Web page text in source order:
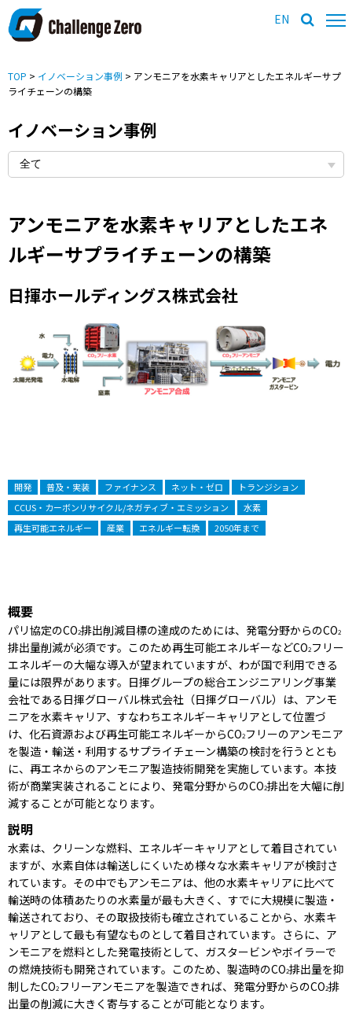
EN
TOP > イノベーション事例 > アンモニアを水素キャリアとしたエネルギーサプ
ライチェーンの構築
イノベーション事例
アンモニアを水素キャリアとしたエネ
ルギーサプライチェーンの構築
日揮ホールディングス株式会社
開発 普及・実装 ファイナンス ネット・ゼロ
トランジション
CCUS・カーボンリサイクル/ネガティブ・エミッション
水素
再生可能エネルギー
産業 エネルギー転換 2050年まで
概要
パリ協定のCO2排出削減目標の達成のためには、発電分野からのCO2
排出量削減が必須です。このため再生可能エネルギーなどCO2フリー
エネルギーの大幅な導入が望まれていますが、わが国で利用できる
量には限界があります。日揮グループの総合エンジニアリング事業
会社である日揮グローバル株式会社（日揮グローバル）は、アンモ
ニアを水素キャリア、すなわちエネルギーキャリアとして位置づ
け、化石資源および再生可能エネルギーからCO2フリーのアンモニア
を製造・輸送・利用するサプライチェーン構築の検討を行うととも
に、再エネからのアンモニア製造技術開発を実施しています。本技
術が商業実装されることにより、発電分野からのCO2排出を大幅に削
減することが可能となります。
説明
水素は、クリーンな燃料、エネルギーキャリアとして着目されてい
ますが、水素自体は輸送しにくいため様々な水素キャリアが検討さ
れています。その中でもアンモニアは、他の水素キャリアに比べて
輸送時の体積あたりの水素量が最も大きく、すでに大規模に製造・
輸送されており、その取扱技術も確立されていることから、水素キ
ャリアとして最も有望なものとして着目されています。さらに、ア
ンモニアを燃料とした発電技術として、ガスタービンやボイラーで
の燃焼技術も開発されています。このため、製造時のCO2排出量を抑
制したCO2フリーアンモニアを製造できれば、発電分野からのCO2排
出量の削減に大きく寄与することが可能となります。